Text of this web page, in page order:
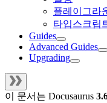
플레이그라
타입스크립
Guides
Advanced Guides
Upgrading
이 문서는 Docusaurus